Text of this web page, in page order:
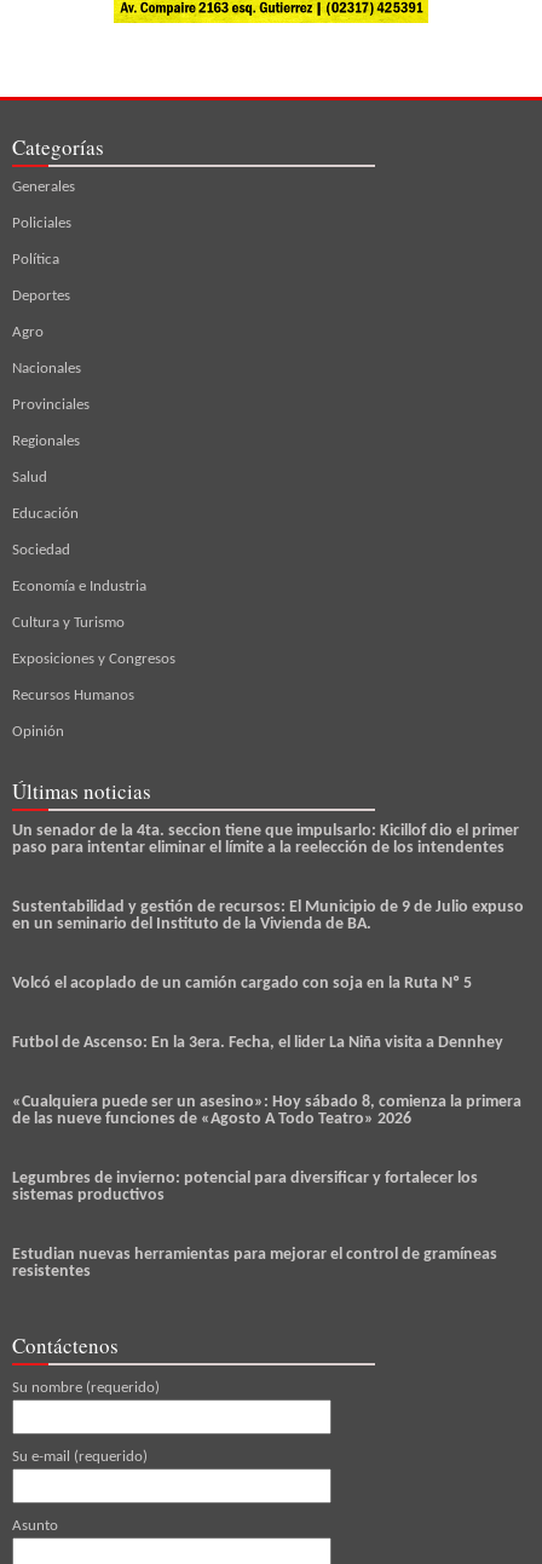
Categorías
Generales
Policiales
Política
Deportes
Agro
Nacionales
Provinciales
Regionales
Salud
Educación
Sociedad
Economía e Industria
Cultura y Turismo
Exposiciones y Congresos
Recursos Humanos
Opinión
Últimas noticias
Un senador de la 4ta. seccion tiene que impulsarlo: Kicillof dio el primer
paso para intentar eliminar el límite a la reelección de los intendentes
Sustentabilidad y gestión de recursos: El Municipio de 9 de Julio expuso
en un seminario del Instituto de la Vivienda de BA.
Volcó el acoplado de un camión cargado con soja en la Ruta Nº 5
Futbol de Ascenso: En la 3era. Fecha, el lider La Niña visita a Dennhey
«Cualquiera puede ser un asesino»: Hoy sábado 8, comienza la primera
de las nueve funciones de «Agosto A Todo Teatro» 2026
Legumbres de invierno: potencial para diversificar y fortalecer los
sistemas productivos
Estudian nuevas herramientas para mejorar el control de gramíneas
resistentes
Contáctenos
Su nombre (requerido)
Su e-mail (requerido)
Asunto